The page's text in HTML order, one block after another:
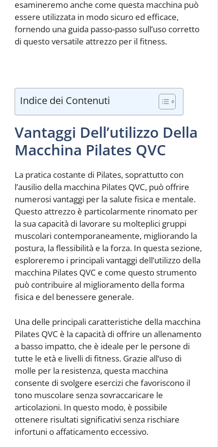
esamineremo anche come questa macchina può
essere utilizzata in modo sicuro ed efficace,
fornendo una guida passo-passo sull’uso corretto
di questo versatile attrezzo per il fitness.
Indice dei Contenuti
Vantaggi Dell’utilizzo Della
Macchina Pilates QVC
La pratica costante di Pilates, soprattutto con
l’ausilio della macchina Pilates QVC, può offrire
numerosi vantaggi per la salute fisica e mentale.
Questo attrezzo è particolarmente rinomato per
la sua capacità di lavorare su molteplici gruppi
muscolari contemporaneamente, migliorando la
postura, la flessibilità e la forza. In questa sezione,
esploreremo i principali vantaggi dell’utilizzo della
macchina Pilates QVC e come questo strumento
può contribuire al miglioramento della forma
fisica e del benessere generale.
Una delle principali caratteristiche della macchina
Pilates QVC è la capacità di offrire un allenamento
a basso impatto, che è ideale per le persone di
tutte le età e livelli di fitness. Grazie all’uso di
molle per la resistenza, questa macchina
consente di svolgere esercizi che favoriscono il
tono muscolare senza sovraccaricare le
articolazioni. In questo modo, è possibile
ottenere risultati significativi senza rischiare
infortuni o affaticamento eccessivo.